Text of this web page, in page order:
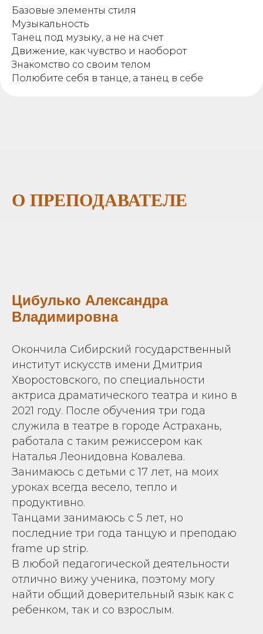
Базовые элементы стиля
Музыкальность
Танец под музыку, а не на счет
Движение, как чувство и наоборот
Знакомство со своим телом
Полюбите себя в танце, а танец в себе
О ПРЕПОДАВАТЕЛЕ
Цибулько Александра
Владимировна
Окончила Сибирский государственный
институт искусств имени Дмитрия
Хворостовского, по специальности
актриса драматического театра и кино в
2021 году. После обучения три года
служила в театре в городе Астрахань,
работала с таким режиссером как
Наталья Леонидовна Ковалева.
Занимаюсь с детьми с 17 лет, на моих
уроках всегда весело, тепло и
продуктивно.
Танцами занимаюсь с 5 лет, но
последние три года танцую и преподаю
frame up strip.
В любой педагогической деятельности
отлично вижу ученика, поэтому могу
найти общий доверительный язык как с
ребенком, так и со взрослым.